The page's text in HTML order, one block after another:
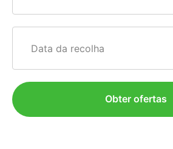
Data da recolha
Obter ofertas